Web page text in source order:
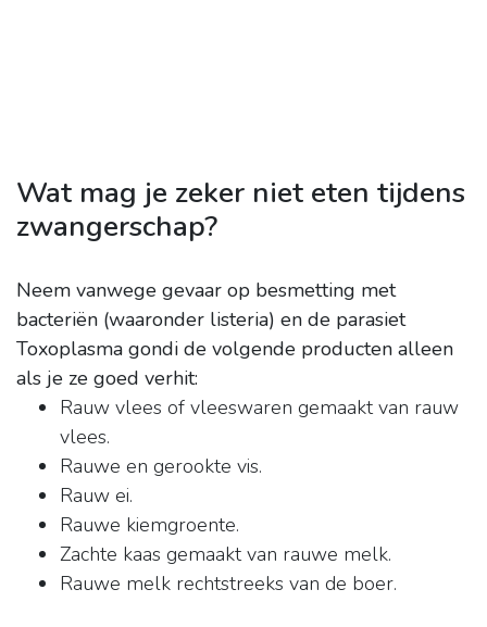
Wat mag je zeker niet eten tijdens
zwangerschap?
Neem vanwege gevaar op besmetting met
bacteriën (waaronder listeria) en de parasiet
Toxoplasma gondi de volgende producten alleen
als je ze goed verhit:
Rauw vlees of vleeswaren gemaakt van rauw
vlees.
Rauwe en gerookte vis.
Rauw ei.
Rauwe kiemgroente.
Zachte kaas gemaakt van rauwe melk.
Rauwe melk rechtstreeks van de boer.